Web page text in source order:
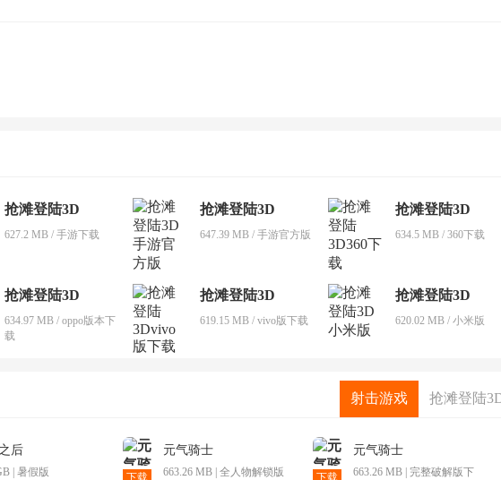
抢滩登陆3D
627.2 MB / 手游下载
抢滩登陆3D
647.39 MB / 手游官方版
抢滩登陆3D
634.5 MB / 360下载
抢滩登陆3D
634.97 MB / oppo版本下
载
抢滩登陆3D
619.15 MB / vivo版下载
抢滩登陆3D
620.02 MB / 小米版
射击游戏 抢滩登陆
后
| 暑假版 下载
元气骑士
663.26 MB | 全人物解锁版
下载
元气骑士
663.26 MB | 完整破解版下